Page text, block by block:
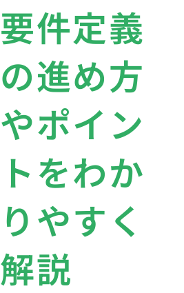
要件定義
の進め方
やポイン
トをわか
りやすく
解説